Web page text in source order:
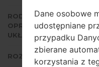
RODZAJ
OPROGRAMOWANIA
UKŁADOWEGO
ROZMIAR PLIKU
Dane osobowe
udostępniane
przypadku
zbierane
korzystania z